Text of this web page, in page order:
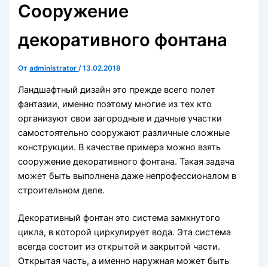
Сооружение
декоративного фонтана
Отadministrator/13.02.2018
Ландшафтный дизайн это прежде всего полет
фантазии, именно поэтому многие из тех кто
организуют свои загородные и дачные участки
самостоятельно сооружают различные сложные
конструкции. В качестве примера можно взять
сооружение декоративного фонтана. Такая задача
может быть выполнена даже непрофессионалом в
строительном деле.
Декоративный фонтан это система замкнутого
цикла, в которой циркулирует вода. Эта система
всегда состоит из открытой и закрытой части.
Открытая часть, а именно наружная может быть